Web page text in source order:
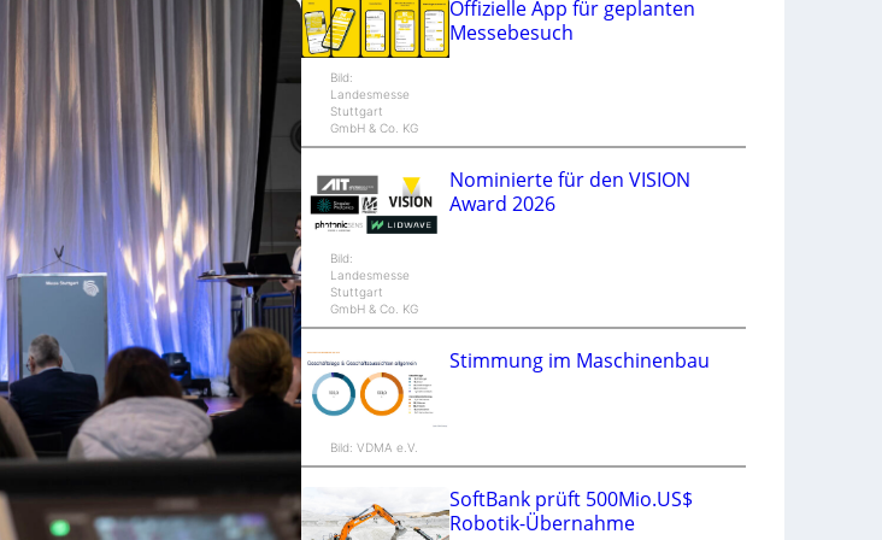
n
d
p
r
Bild:
Landesmesse
Stuttgart
GmbH & Co. KG
Offizielle App für geplanten
Messebesuch
Bild:
Landesmesse
Stuttgart
GmbH & Co. KG
Nominierte für den VISION
Award 2026
Bild: VDMA e.V.
Stimmung im Maschinenbau
SoftBank prüft 500Mio.US$
Robotik-Übernahme